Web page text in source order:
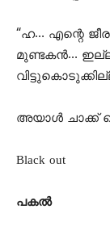
“ഹ… എന്റെ
മുണ്ടകൻ…
അയാൾ ചാക്ക്
Black out
പകൽ